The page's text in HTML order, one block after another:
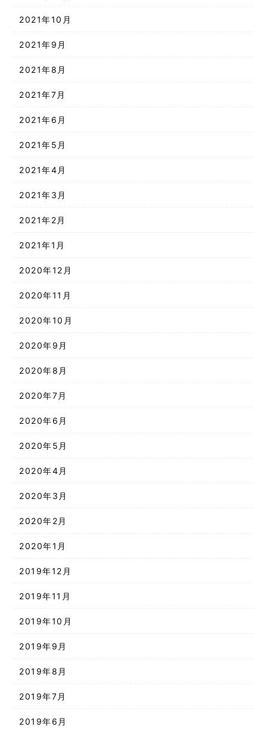
2021年10月
2021年9月
2021年8月
2021年7月
2021年6月
2021年5月
2021年4月
2021年3月
2021年2月
2021年1月
2020年12月
2020年11月
2020年10月
2020年9月
2020年8月
2020年7月
2020年6月
2020年5月
2020年4月
2020年3月
2020年2月
2020年1月
2019年12月
2019年11月
2019年10月
2019年9月
2019年8月
2019年7月
2019年6月